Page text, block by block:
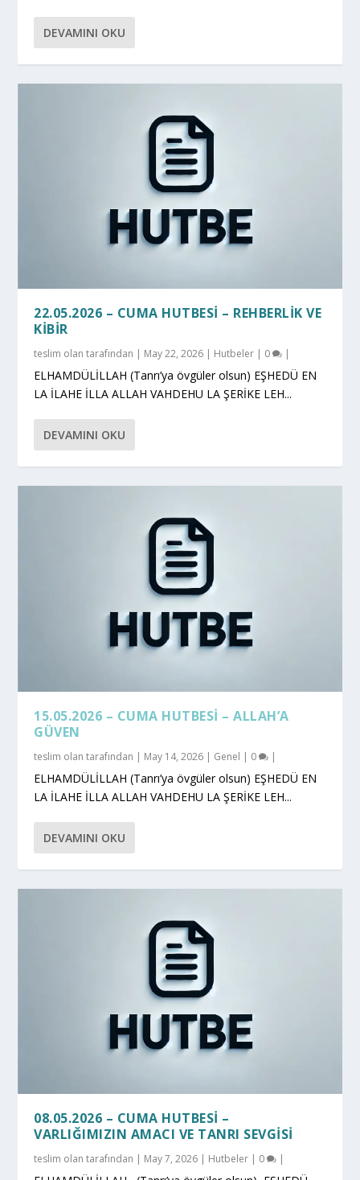
DEVAMINI OKU
22.05.2026 – CUMA HUTBESI – REHBERLIK VE
KIBIR
teslim olan tarafından | May 22, 2026 | Hutbeler | 0 |
ELHAMDÜLİLLAH (Tanrı’ya övgüler olsun) EŞHEDÜ EN
LA İLAHE İLLA ALLAH VAHDEHU LA ŞERİKE LEH...
DEVAMINI OKU
15.05.2026 – CUMA HUTBESI – ALLAH’A
GÜVEN
teslim olan tarafından | May 14, 2026 | Genel | 0 |
ELHAMDÜLİLLAH (Tanrı’ya övgüler olsun) EŞHEDÜ EN
LA İLAHE İLLA ALLAH VAHDEHU LA ŞERİKE LEH...
DEVAMINI OKU
08.05.2026 – CUMA HUTBESI –
VARLIĞIMIZIN AMACI VE TANRI SEVGISI
teslim olan tarafından | May 7, 2026 | Hutbeler | 0 |